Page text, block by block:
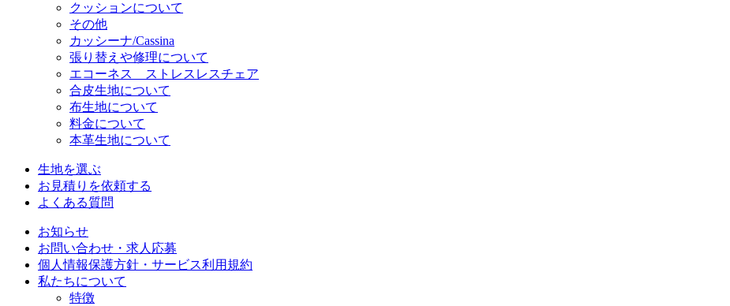
クッションについて
その他
カッシーナ/Cassina
張り替えや修理について
エコーネス ストレスレスチェア
合皮生地について
布生地について
料金について
本革生地について
生地を選ぶ
お見積りを依頼する
よくある質問
お知らせ
お問い合わせ・求人応募
個人情報保護方針・サービス利用規約
私たちについて
特徴